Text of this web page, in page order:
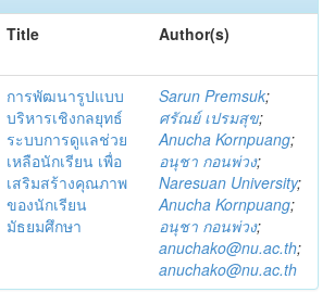
Title Author(s)
การพัฒนารูปแบบ
บริหารเชิงกลยุทธ์
ระบบการดูแลช่วย
เหลือนักเรียน เพื่อ
เสริมสร้างคุณภาพ
ของนักเรียน
มัธยมศึกษา
Sarun Premsuk;
ศรัณย์ เปรมสุข;
Anucha Kornpuang;
อนุชา กอนพ่วง;
Naresuan University;
Anucha Kornpuang;
อนุชา กอนพ่วง;
anuchako@nu.ac.th;
anuchako@nu.ac.th